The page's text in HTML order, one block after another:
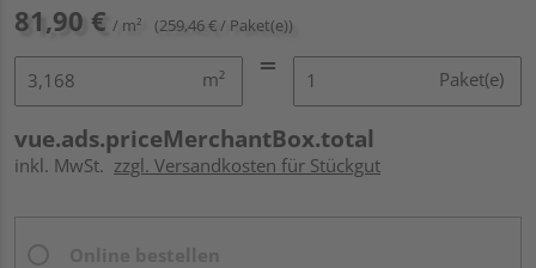
81,90 € / m² (259,46 € / Paket(e))
m² Paket(e)
vue.ads.priceMerchantBox.total
inkl. MwSt. zzgl. Versandkosten für Stückgut